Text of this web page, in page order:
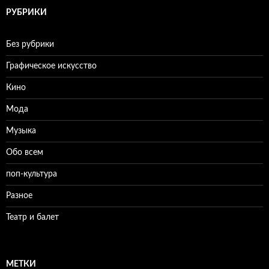
РУБРИКИ
Без рубрики
Графическое искусство
Кино
Мода
Музыка
Обо всем
поп-культура
Разное
Театр и балет
МЕТКИ